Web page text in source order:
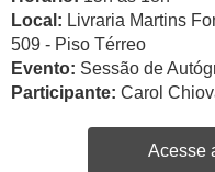
Local: Livraria Martins
509 - Piso Térreo
Evento: Sessão de
Participante: Carol
Acesse